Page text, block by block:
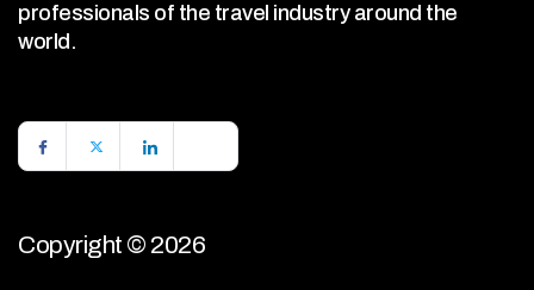
professionals of the travel industry around the
world.
Copyright © 2026